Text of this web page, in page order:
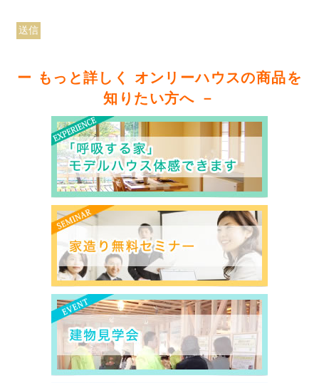
ー もっと詳しく オンリーハウスの商品を
知りたい方へ －